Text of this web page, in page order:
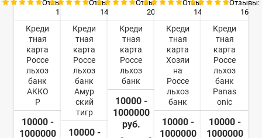
Отзывы:
1
Креди
тная
карта
Россе
льхоз
банк
АККО
Р
10000 -
1000000
Отзывы:
14
Креди
тная
карта
Россе
льхоз
банк
Амур
ский
тигр
10000 -
Отзывы:
20
Креди
тная
карта
Россе
льхоз
банк
10000 -
1000000
руб.
Отзывы:
14
Креди
тная
карта
Хозяи
на
Россе
льхоз
банк
10000 -
1000000
Отзывы:
16
Креди
тная
карта
Россе
льхоз
банк
Panas
onic
10000 -
1000000